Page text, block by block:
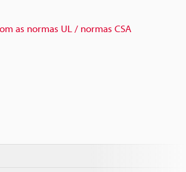
as normas UL / normas CSA